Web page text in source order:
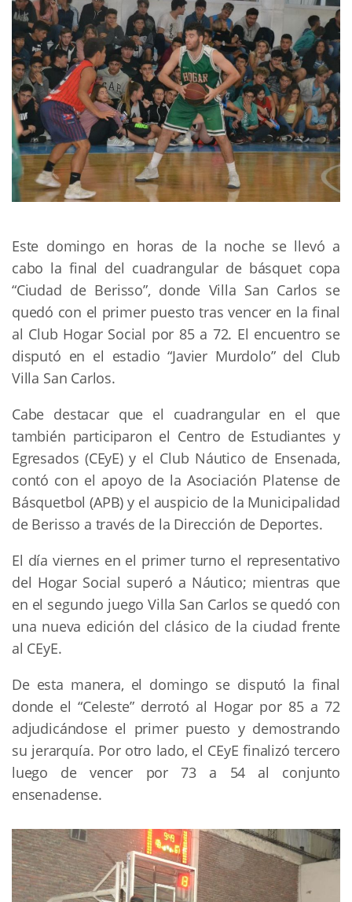
Este domingo en horas de la noche se llevó a
cabo la final del cuadrangular de básquet copa
“Ciudad de Berisso”, donde Villa San Carlos se
quedó con el primer puesto tras vencer en la final
al Club Hogar Social por 85 a 72. El encuentro se
disputó en el estadio “Javier Murdolo” del Club
Villa San Carlos.
Cabe destacar que el cuadrangular en el que
también participaron el Centro de Estudiantes y
Egresados (CEyE) y el Club Náutico de Ensenada,
contó con el apoyo de la Asociación Platense de
Básquetbol (APB) y el auspicio de la Municipalidad
de Berisso a través de la Dirección de Deportes.
El día viernes en el primer turno el representativo
del Hogar Social superó a Náutico; mientras que
en el segundo juego Villa San Carlos se quedó con
una nueva edición del clásico de la ciudad frente
al CEyE.
De esta manera, el domingo se disputó la final
donde el “Celeste” derrotó al Hogar por 85 a 72
adjudicándose el primer puesto y demostrando
su jerarquía. Por otro lado, el CEyE finalizó tercero
luego de vencer por 73 a 54 al conjunto
ensenadense.